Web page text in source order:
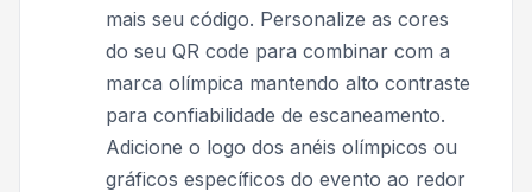
mais seu código. Personalize as cores
do seu QR code para combinar com a
marca olímpica mantendo alto contraste
para confiabilidade de escaneamento.
Adicione o logo dos anéis olímpicos ou
gráficos específicos do evento ao redor